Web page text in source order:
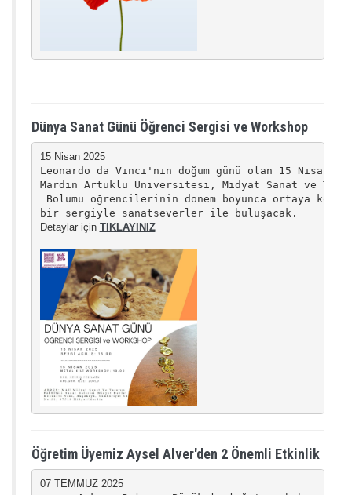
Dünya Sanat Günü Öğrenci Sergisi ve Workshop
15 Nisan 2025
Leonardo da Vinci'nin doğum günü olan 15 Nisan,
Mardin Artuklu Üniversitesi, Midyat Sanat ve
Bölümü öğrencilerinin dönem boyunca ortaya
bir sergiyle sanatseverler ile buluşacak.
Detaylar için TIKLAYINIZ
Öğretim Üyemiz Aysel Alver'den 2 Önemli Etkinlik
07 TEMMUZ 2025